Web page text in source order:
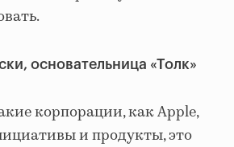
основательница «Толк»
корпорации, как Apple,
и продукты, это